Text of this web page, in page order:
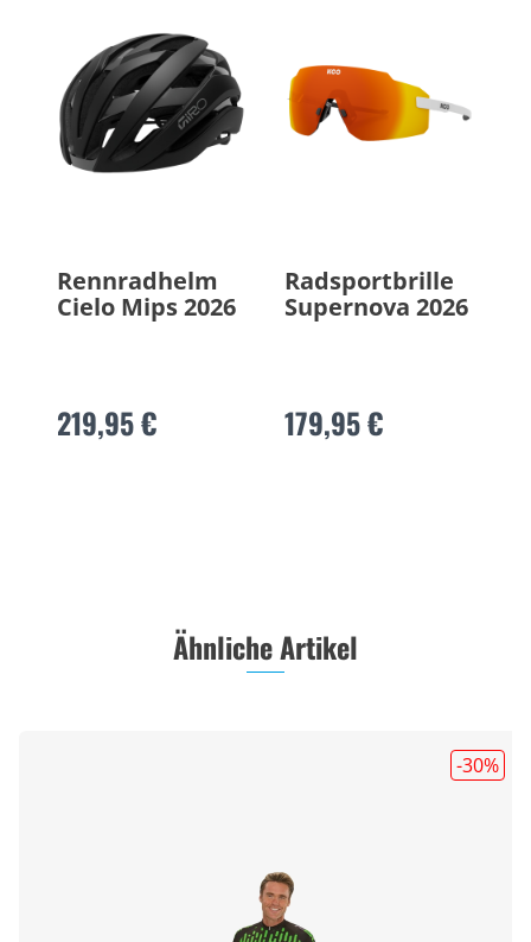
Rennradhelm
Cielo Mips 2026
219,95 €
Radsportbrille
Supernova 2026
179,95 €
Ähnliche Artikel
-30%